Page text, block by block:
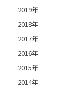
2019年
2018年
2017年
2016年
2015年
2014年